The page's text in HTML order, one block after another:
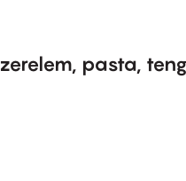
pasta,